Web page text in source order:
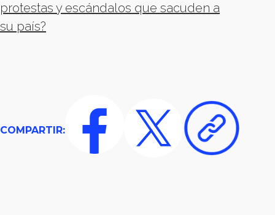
protestas y escándalos que sacuden a
su país?
COMPARTIR: